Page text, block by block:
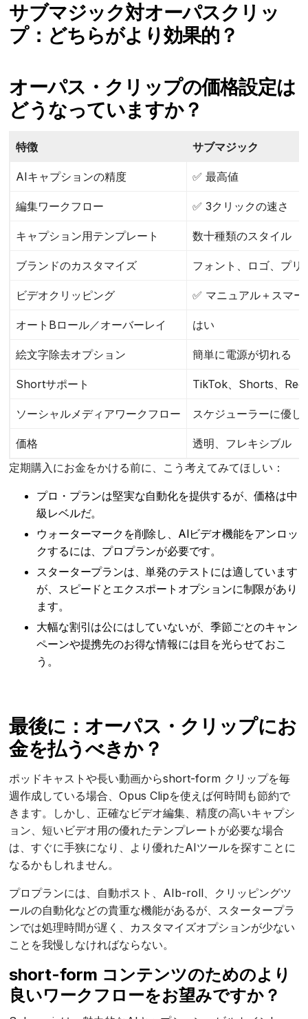
サブマジック対オーパスクリッ
プ：どちらがより効果的？
オーパス・クリップの価格設定は
どうなっていますか？
特徴 サブマジック
AIキャプションの精度 ✅ 最高値
編集ワークフロー ✅ 3クリックの速さ
キャプション用テンプレート 数十種類のスタイル
ブランドのカスタマイズ フォント、ロゴ、プリ
ビデオクリッピング ✅ マニュアル＋スマ
オートBロール／オーバーレイ はい
絵文字除去オプション 簡単に電源が切れる
Shortサポート TikTok、Shorts、
ソーシャルメディアワークフロー スケジューラーに優し
価格
透明、フレキシブル
定期購入にお金をかける前に、こう考えてみてほしい：
プロ・プランは堅実な自動化を提供するが、価格は中
級レベルだ。
ウォーターマークを削除し、AIビデオ機能をアンロッ
クするには、プロプランが必要です。
スタータープランは、単発のテストには適しています
が、スピードとエクスポートオプションに制限があり
ます。
大幅な割引は公にはしていないが、季節ごとのキャン
ペーンや提携先のお得な情報には目を光らせておこ
う。
最後に：オーパス・クリップにお
金を払うべきか？
ポッドキャストや長い動画からshort-form クリップを毎
週作成している場合、Opus Clipを使えば何時間も節約で
きます。しかし、正確なビデオ編集、精度の高いキャプシ
ョン、短いビデオ用の優れたテンプレートが必要な場合
は、すぐに手狭になり、より優れたAIツールを探すことに
なるかもしれません。
プロプランには、自動ポスト、AIb-roll、クリッピングツ
ールの自動化などの貴重な機能があるが、スタータープラ
ンでは処理時間が遅く、カスタマイズオプションが少ない
ことを我慢しなければならない。
short-form コンテンツのためのより
良いワークフローをお望みですか？